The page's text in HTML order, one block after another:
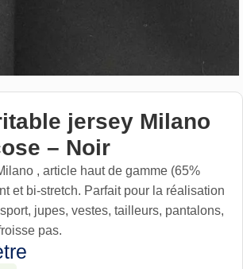
aggrandir
jersey Milano
– Noir
, article haut de gamme (65%
et bi-stretch. Parfait pour la réalisation
jupes, vestes, tailleurs, pantalons,
pas.